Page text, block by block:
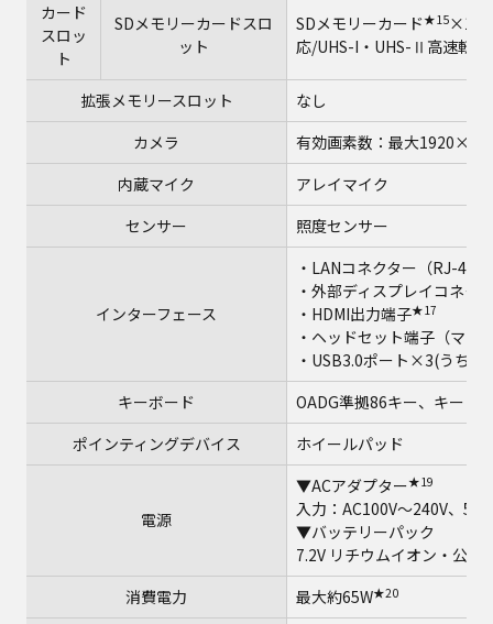
カード
スロッ
ト
SDメモリーカードスロ
ット
SDメモリーカード★15×1ス
応/UHS-I・UHS-Ⅱ高速転
拡張メモリースロット
なし
カメラ
有効画素数：最大
内蔵マイク
アレイマイク
センサー
照度センサー
インターフェース
・LANコネクター（RJ-45）
・外部ディスプレイコネク
・HDMI出力端子★17
・ヘッドセット端子（マイ
・USB3.0ポート×3(うち1
キーボード
OADG準拠86キー、キー
ポインティングデバイス
ホイールパッド
電源
▼ACアダプター★19
入力：AC100V～240V、
▼バッテリーパック
7.2V リチウムイオン・公
消費電力
最大約65W★20